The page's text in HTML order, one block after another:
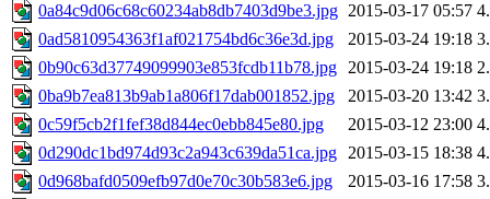
0a84c9d06c68c60234ab8db7403d9be3.jpg 2015-03-17 05:57
0ad5810954363f1af021754bd6c36e3d.jpg
2015-03-24 19:18
0b90c63d37749099903e853fcdb11b78.jpg 2015-03-24 19:18
0ba9b7ea813b9ab1a806f17dab001852.jpg
2015-03-20 13:42
0c59f5cb2f1fef38d844ec0ebb845e80.jpg
2015-03-12 23:00
0d290dc1bd974d93c2a943c639da51ca.jpg 2015-03-15 18:38
0d968bafd0509efb97d0e70c30b583e6.jpg
2015-03-16 17:58